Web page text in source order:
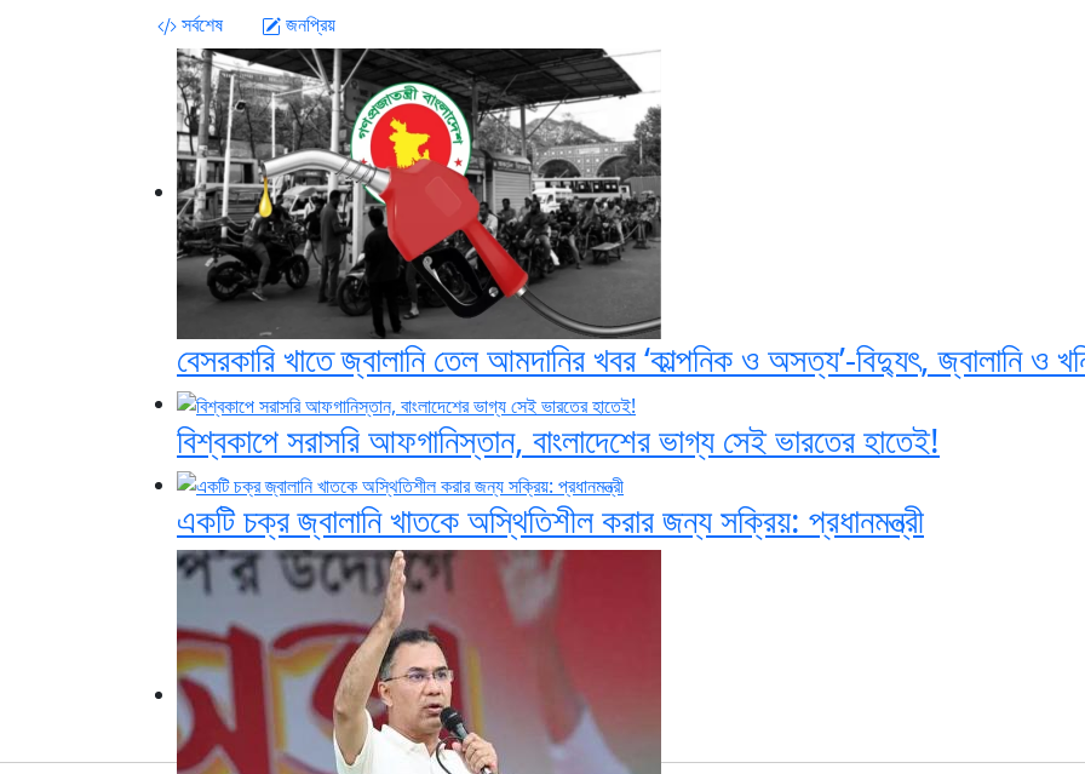
সর্বশেষ জনপ্রিয়
বেসরকারি খাতে জ্বালানি তেল আমদানির খবর ‘কাল্পনিক ও অসত্য’-বিদ্যুৎ, জ্বালানি ও
বিশ্বকাপে সরাসরি আফগানিস্তান, বাংলাদেশের ভাগ্য সেই ভারতের হাতেই!
একটি চক্র জ্বালানি খাতকে অস্থিতিশীল করার জন্য সক্রিয়: প্রধানমন্ত্রী